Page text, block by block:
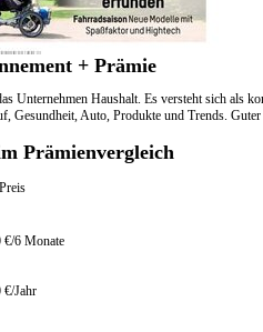
+ Prämie
Unternehmen Haushalt. Es versteht sich als
Gesundheit, Auto, Produkte und Trends.
Prämienvergleich
€/6 Monate
€/Jahr